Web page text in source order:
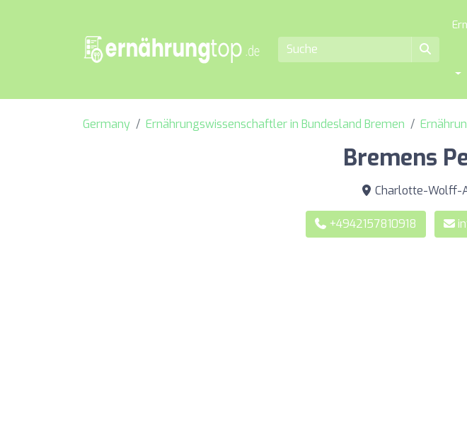
Germany Ernährungswissenschaftler in Bundesland Bremen
Bremens
Charlotte-Wolff-
+4942157810918